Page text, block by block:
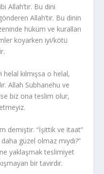
Allah’tır. Bu dini
Allah’tır. Bu dinin
hüküm ve kuralları
koyarken iyi/kötü
kılmışsa o helal,
Allah Subhanehu ve
biz ona teslim olur,
demiştir. “İşittik ve itaat”
güzel olmaz mıydı?”
yaklaşmak teslimiyet
bir tavırdır.